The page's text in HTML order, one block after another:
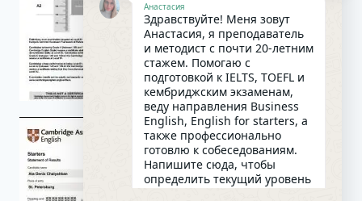
Анастасия
Здравствуйте! Меня зовут
Анастасия, я преподаватель
и методист с почти 20-летним
стажем. Помогаю с
подготовкой к IELTS, TOEFL и
кембриджским экзаменам,
веду направления Business
English, English for starters, а
также профессионально
готовлю к собеседованиям.
Напишите сюда, чтобы
определить текущий уровень
английского и составить